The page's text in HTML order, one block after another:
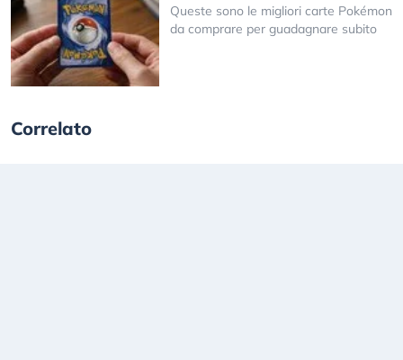
Queste sono le migliori carte Pokémon
da comprare per guadagnare subito
Correlato